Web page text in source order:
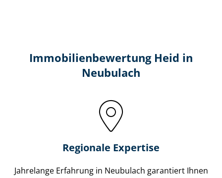
Immobilien­bewertung Heid in
Neubulach
Regionale Expertise
Jahrelange Erfahrung in Neubulach garantiert Ihnen